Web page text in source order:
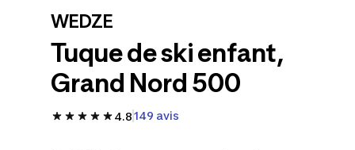
WEDZE
Tuque de ski enfant,
Grand Nord 500
4.8149 avis